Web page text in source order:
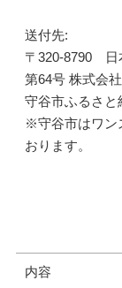
送付先:
〒320-8790 日
第64号 株式会
守谷市ふるさと
※守谷市はワン
おります。
内容